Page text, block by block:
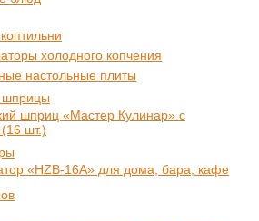
холодного копчения
настольные плиты
шприцы
шприц «Мастер Кулинар» с
шт.)
«HZB-16A» для дома, бара, кафе